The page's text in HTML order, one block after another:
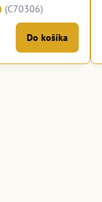
(C70306)
Do košíka